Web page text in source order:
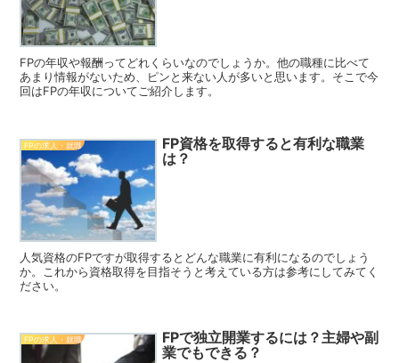
FPの年収や報酬ってどれくらいなのでしょうか。他の職種に比べて
あまり情報がないため、ピンと来ない人が多いと思います。そこで今
回はFPの年収についてご紹介します。
FPの求人・就職
FP資格を取得すると有利な職業
は？
人気資格のFPですが取得するとどんな職業に有利になるのでしょう
か。これから資格取得を目指そうと考えている方は参考にしてみてく
ださい。
FPの求人・就職
FPで独立開業するには？主婦や副
業でもできる？